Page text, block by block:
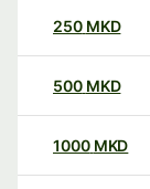
250 MKD
500 MKD
1000 MKD